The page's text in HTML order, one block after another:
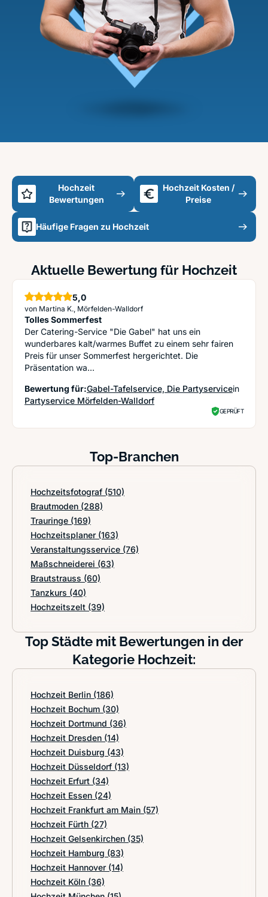
Hochzeit
Bewertungen
Hochzeit Kosten /
Preise
Häufige Fragen zu Hochzeit
Aktuelle Bewertung für Hochzeit
5,0Sterne
von Martina K., Mörfelden-Walldorf
Tolles Sommerfest
Der Catering-Service "Die Gabel" hat uns ein
wunderbares kalt/warmes Buffet zu einem sehr fairen
Preis für unser Sommerfest hergerichtet. Die
Präsentation wa...
Bewertung für:Gabel-Tafelservice, Die Partyservicein
Partyservice Mörfelden-Walldorf
GEPRÜFT
Top-Branchen
Hochzeitsfotograf (510)
Brautmoden (288)
Trauringe (169)
Hochzeitsplaner (163)
Veranstaltungsservice (76)
Maßschneiderei (63)
Brautstrauss (60)
Tanzkurs (40)
Hochzeitszelt (39)
Top Städte mit Bewertungen in der
Kategorie Hochzeit:
Hochzeit Berlin (186)
Hochzeit Bochum (30)
Hochzeit Dortmund (36)
Hochzeit Dresden (14)
Hochzeit Duisburg (43)
Hochzeit Düsseldorf (13)
Hochzeit Erfurt (34)
Hochzeit Essen (24)
Hochzeit Frankfurt am Main (57)
Hochzeit Fürth (27)
Hochzeit Gelsenkirchen (35)
Hochzeit Hamburg (83)
Hochzeit Hannover (14)
Hochzeit Köln (36)